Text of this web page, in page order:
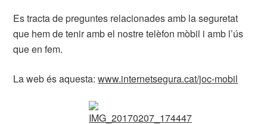
Es tracta de preguntes relacionades amb la seguretat
que hem de tenir amb el nostre telèfon mòbil i amb l’ús
que en fem.
La web és aquesta:www.internetsegura.cat/joc-mobil